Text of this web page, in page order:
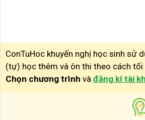
ConTuHoc khuyến nghị học sinh sử
(tự) học thêm và ôn thi theo cách tối
Chọn chương trình và đăng kí tài